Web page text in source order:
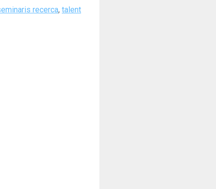
recerca, talent